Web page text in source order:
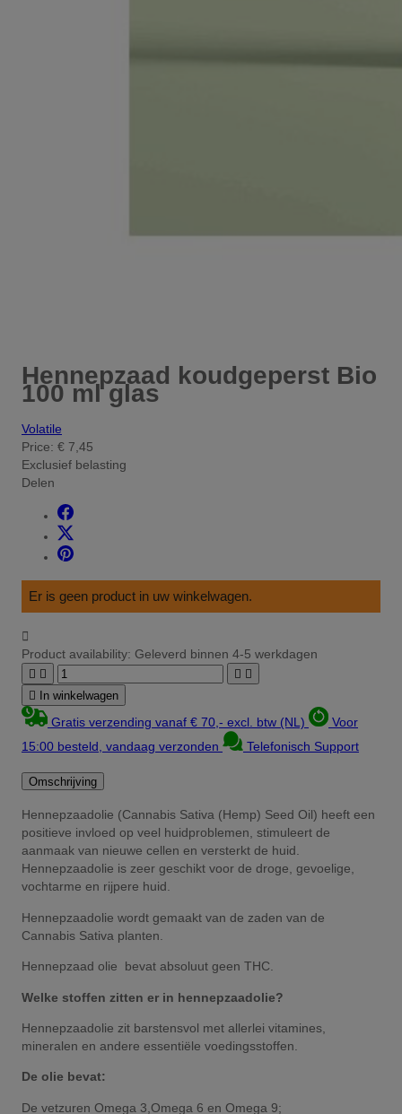
Hennepzaad koudgeperst Bio
100 ml glas
Volatile
Price: € 7,45
Exclusief belasting
Delen
Er is geen product in uw winkelwagen.

Product availability: Geleverd binnen 4-5 werkdagen
   
 In winkelwagen
Gratis verzending vanaf € 70,- excl. btw (NL)
Voor
15:00 besteld, vandaag verzonden
Telefonisch Support
Omschrijving
Hennepzaadolie (Cannabis Sativa (Hemp) Seed Oil) heeft een
positieve invloed op veel huidproblemen, stimuleert de
aanmaak van nieuwe cellen en versterkt de huid.
Hennepzaadolie is zeer geschikt voor de droge, gevoelige,
vochtarme en rijpere huid.
Hennepzaadolie wordt gemaakt van de zaden van de
Cannabis Sativa planten.
Hennepzaad olie bevat absoluut geen THC.
Welke stoffen zitten er in hennepzaadolie?
Hennepzaadolie zit barstensvol met allerlei vitamines,
mineralen en andere essentiële voedingsstoffen.
De olie bevat:
De vetzuren Omega 3,Omega 6 en Omega 9;